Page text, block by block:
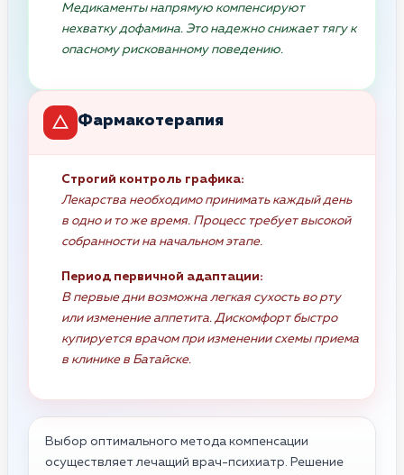
Медикаменты напрямую компенсируют
нехватку дофамина. Это надежно снижает тягу к
опасному рискованному поведению.
Фармакотерапия
Строгий контроль графика:
Лекарства необходимо принимать каждый день
в одно и то же время. Процесс требует высокой
собранности на начальном этапе.
Период первичной адаптации:
В первые дни возможна легкая сухость во рту
или изменение аппетита. Дискомфорт быстро
купируется врачом при изменении схемы приема
в клинике в Батайске.
Выбор оптимального метода компенсации
осуществляет лечащий врач-психиатр. Решение